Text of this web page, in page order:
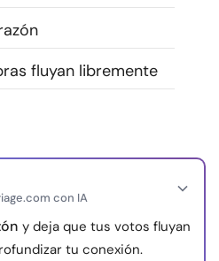
los derechos reservados.
fluyan libremente
con IA
y deja que tus votos fluyan
tu conexión.